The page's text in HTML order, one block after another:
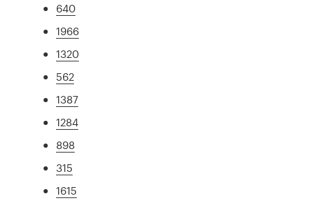
640
1966
1320
562
1387
1284
898
315
1615